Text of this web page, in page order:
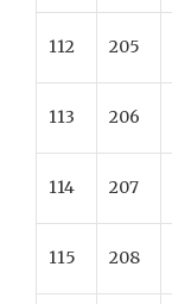
112 205
113 206
114 207
115 208